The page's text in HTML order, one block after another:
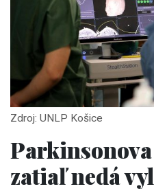
Zdroj: UNLP Košice
zatiaľ nedá